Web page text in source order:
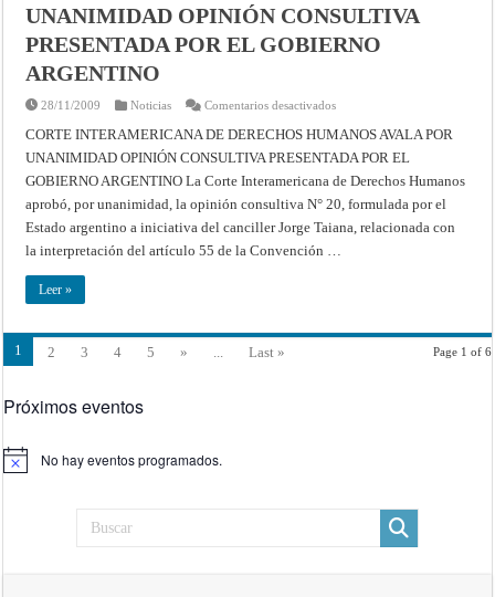
UNANIMIDAD OPINIÓN CONSULTIVA
PRESENTADA POR EL GOBIERNO
ARGENTINO
28/11/2009 Noticias Comentarios desactivadosen
INTERAMERICANA
DE
DERECHOS
AVALA
POR
UNANIMIDAD
OPINIÓN
CONSULTIVA
CORTE INTERAMERICANA DE DERECHOS HUMANOS AVALA POR
UNANIMIDAD OPINIÓN CONSULTIVA PRESENTADA POR EL
GOBIERNO ARGENTINO La Corte Interamericana de Derechos Humanos
aprobó, por unanimidad, la opinión consultiva N° 20, formulada por el
Estado argentino a iniciativa del canciller Jorge Taiana, relacionada con
la interpretación del artículo 55 de la Convención …
Leer »
Page 1 of 6
1 2 3 4 5 » Last »
Próximos eventos
Aviso No hay eventos programados.